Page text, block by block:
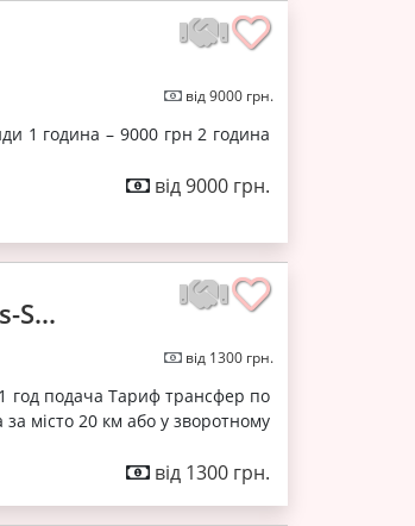
від 9000 грн.
1 година – 9000 грн 2 година
від 9000 грн.
S...
від 1300 грн.
год подача Тариф трансфер по
місто 20 км або у зворотному
від 1300 грн.